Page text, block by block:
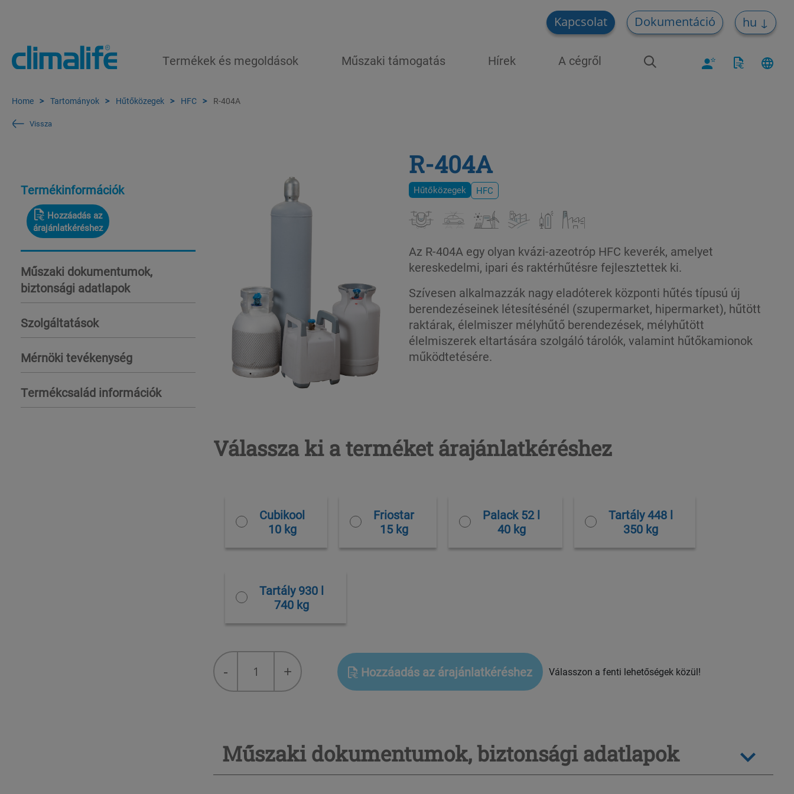
Kapcsolat Dokumentáció hu
Termékek és megoldások Műszaki támogatás Hírek A cégről
Home Tartományok Hűtőközegek HFC R-404A
Vissza
Termékinformációk
Hozzáadás az
árajánlatkéréshez
Műszaki dokumentumok,
biztonsági adatlapok
Szolgáltatások
Mérnöki tevékenység
Termékcsalád információk
R-404A
Hűtőközegek HFC
Az R-404A egy olyan kvázi-azeotróp HFC keverék, amelyet
kereskedelmi, ipari és raktérhűtésre fejlesztettek ki.
Szívesen alkalmazzák nagy eladóterek központi hűtés típusú új
berendezéseinek létesítésénél (szupermarket, hipermarket), hűtött
raktárak, élelmiszer mélyhűtő berendezések, mélyhűtött
élelmiszerek eltartására szolgáló tárolók, valamint hűtőkamionok
működtetésére.
Válassza ki a terméket árajánlatkéréshez
Cubikool
10 kg
Friostar
15 kg
Palack 52 l
40 kg
Tartály 448 l
350 kg
Tartály 930 l
740 kg
R-
404A
quantity
- + Hozzáadás az árajánlatkéréshez Válasszon a fenti lehetőségek közül!
Műszaki dokumentumok, biztonsági adatlapok